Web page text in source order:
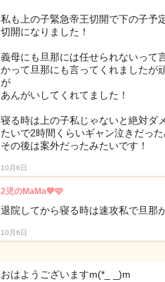
私も上の子緊急帝王切開で下の子予
切開になりました！
義母にも旦那には任せられないって
かって旦那にも言ってくれましたが
が
あんがいしてくれてました！
寝る時は上の子私じゃないと絶対ダ
たいで2時間くらいギャン泣きだっ
その後は案外だったみたいです！
10月6日
2児のMaMa💙🩷
退院してから寝る時は速攻私で旦那
10月6日
おはようございますm(*_ _)m